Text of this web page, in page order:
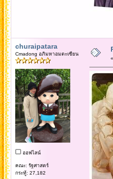
churaipatara
Cmadong อภิมหาอมตะเซียน
ออฟไลน์
คณะ: รัฐศาสตร์
กระทู้: 27,182
«